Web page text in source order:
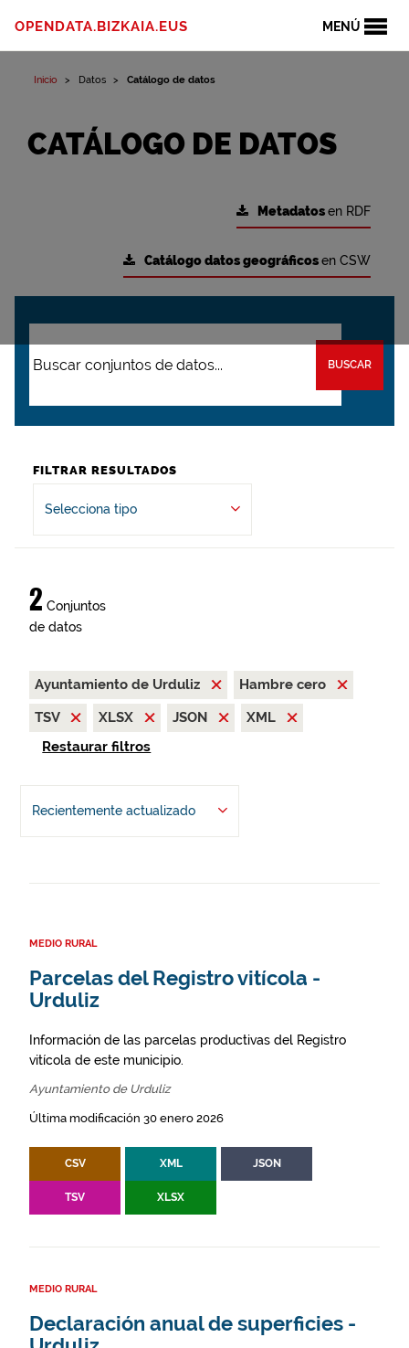
MENÚ
OPENDATA.BIZKAIA.EUS
Inicio Datos Catálogo de datos
CATÁLOGO DE DATOS
Metadatosen RDF
Catálogo datos geográficosen CSW
BUSCAR
FILTRAR RESULTADOS
Selecciona tipo
2 Conjuntos
de datos
Ayuntamiento de Urduliz
Hambre cero
TSV
XLSX JSON
XML
Restaurar filtros
Recientemente actualizado
MEDIO RURAL
Parcelas del Registro vitícola -
Urduliz
Información de las parcelas productivas del Registro
vitícola de este municipio.
Ayuntamiento de Urduliz
Última modificación 30 enero 2026
CSV XML JSON
TSV XLSX
MEDIO RURAL
Declaración anual de superficies -